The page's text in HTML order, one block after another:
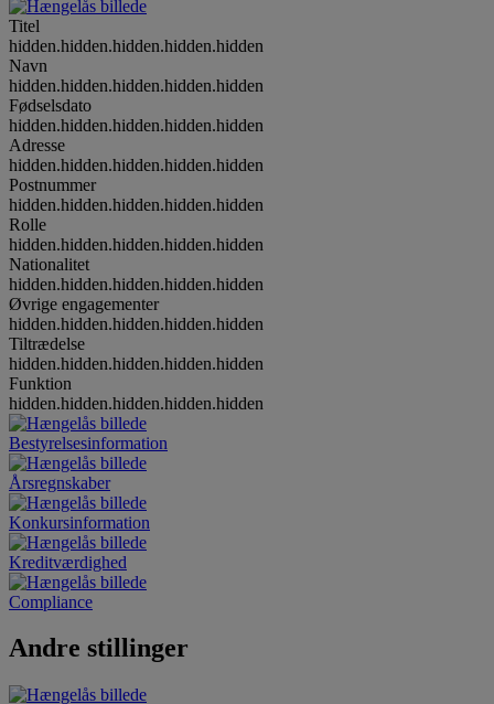
Titel
hidden.hidden.hidden.hidden.hidden
Navn
hidden.hidden.hidden.hidden.hidden
Fødselsdato
hidden.hidden.hidden.hidden.hidden
Adresse
hidden.hidden.hidden.hidden.hidden
Postnummer
hidden.hidden.hidden.hidden.hidden
Rolle
hidden.hidden.hidden.hidden.hidden
Nationalitet
hidden.hidden.hidden.hidden.hidden
Øvrige engagementer
hidden.hidden.hidden.hidden.hidden
Tiltrædelse
hidden.hidden.hidden.hidden.hidden
Funktion
hidden.hidden.hidden.hidden.hidden
Bestyrelsesinformation
Årsregnskaber
Konkursinformation
Kreditværdighed
Compliance
Andre stillinger